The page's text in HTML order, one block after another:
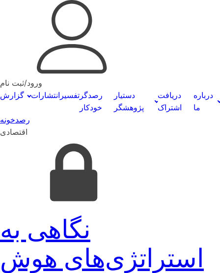
ورود/ثبت نام
گزارش
انتشارات تفسیررصدگر
خودکار
دستیار
پژوهشگر
دریافت
اشتراک
درباره
ما
رصدخونه
اقتصادی
نگاهی به
استراتژی‌های هوش